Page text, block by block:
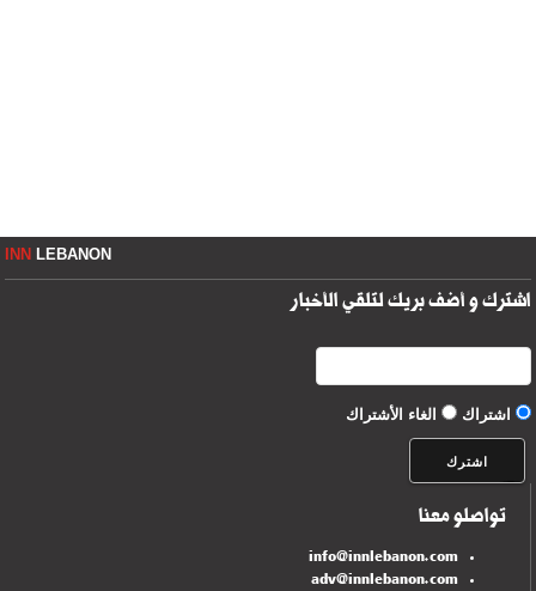
INNLEBANON
اشترك و أضف بريك لتلقي الأخبار
اشتراك الغاء الأشتراك
تواصلو معنا
info@innlebanon.com
adv@innlebanon.com